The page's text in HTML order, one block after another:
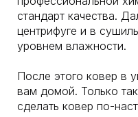
стандарт качества.
центрифуге и в
уровнем влажности.
После этого ковер в
вам домой. Только
сделать ковер по-